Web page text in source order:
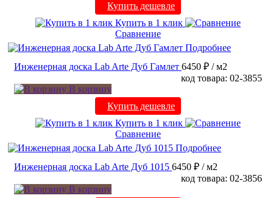
Купить дешевле
Купить в 1 клик
Сравнение
Подробнее
Инженерная доска Lab Arte Дуб Гамлет 6450 ₽ / м2
код товара: 02-3855
В корзину
Купить дешевле
Купить в 1 клик
Сравнение
Подробнее
Инженерная доска Lab Arte Дуб 1015 6450 ₽ / м2
код товара: 02-3856
В корзину